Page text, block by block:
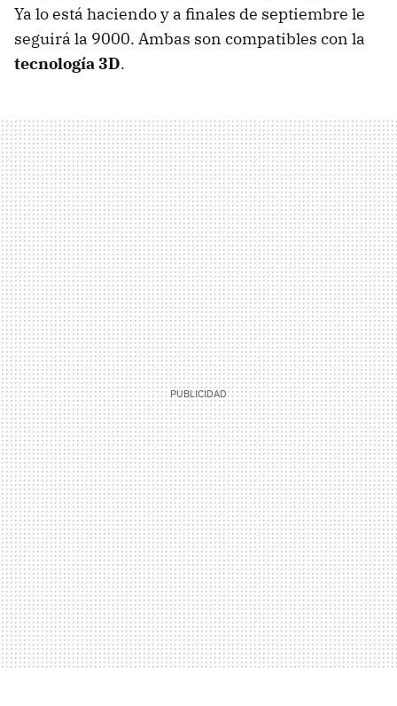
Ya lo está haciendo y a finales de septiembre le
seguirá la 9000. Ambas son compatibles con la
tecnología 3D.